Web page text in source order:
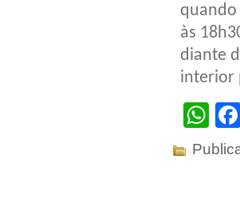
quando
às
diante
interior